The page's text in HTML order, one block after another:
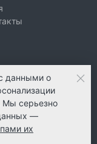
данными о
Мы серьезно
—
их